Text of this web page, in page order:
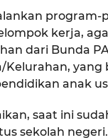
kerja,
dari Bunda
Kelurahan,
anak
saat ini
sekolah negeri.